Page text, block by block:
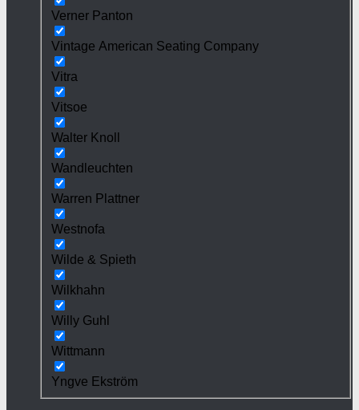
Verner Panton
Vintage American Seating Company
Vitra
Vitsoe
Walter Knoll
Wandleuchten
Warren Plattner
Westnofa
Wilde & Spieth
Wilkhahn
Willy Guhl
Wittmann
Yngve Ekström